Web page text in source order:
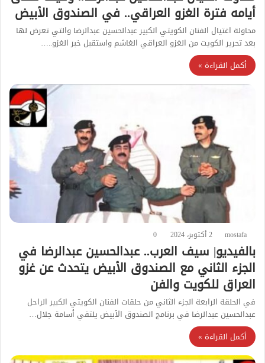
أيامه فترة الغزو العراقي.. في الصندوق الأبيض
محاولة اغتيال الفنان الكويتي الكبير عبدالحسين عبدالرضا والتي تعرض لها
بعد تحرير الكويت من الغزو العراقي الغاشم واستقبل خبر الغزو..…
أكمل القراءة »
mostafa 2 أكتوبر، 2024 0
بالفيديو| سيف العرب.. عبدالحسين عبدالرضا في
الجزء الثاني مع الصندوق الأبيض يتحدث عن غزو
العراق للكويت والفن
في الحلقة الرابعة الجزء الثاني من حلقات الفنان الكويتي الكبير الراحل
عبدالحسين عبدالرضا في برنامج الصندوق الأبيض يلتقي أسامة جلال…
أكمل القراءة »